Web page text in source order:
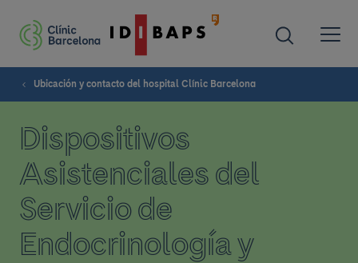
Ubicación y contacto del hospital Clínic Barcelona
Dispositivos
Asistenciales del
Servicio de
Endocrinología y